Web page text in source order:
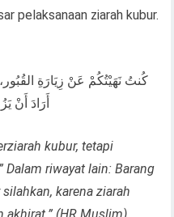
pelaksanaan ziarah kubur.
كُنتُ نَهَيْتُكُمْ عَنْ زِيَارَةِ
أَرَادَ أَنْ
kubur, tetapi
Dalam riwayat lain: Barang
karena ziarah